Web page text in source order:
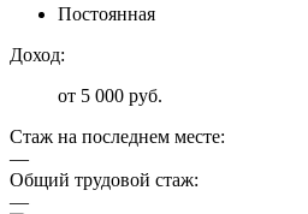
Постоянная
Доход:
от 5 000 руб.
Стаж на последнем месте:
—
Общий трудовой стаж:
—